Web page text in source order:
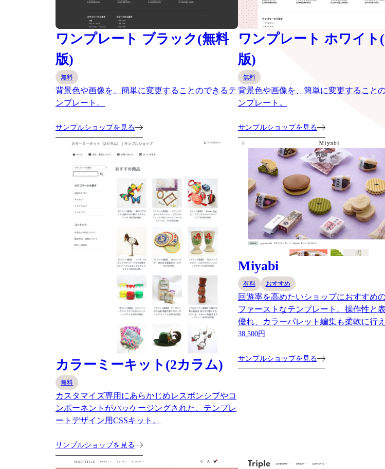
ワンプレート ブラック(無料
版)
無料
背景色や画像を、簡単に変更することのできるテ
ンプレート。
サンプルショップを見る
ワンプレート ホワイト
版)
無料
背景色や画像を、簡単に変更すること
ンプレート。
サンプルショップを見る
カラーミーキット(2カラム)
無料
カスタマイズ専用にあらかじめレスポンシブやコ
ンポーネントがパッケージングされた、テンプレ
ートデザイン用CSSキット。
サンプルショップを見る
Miyabi
有料 おすすめ
回遊率を高めたいショップにおすすめ
ファーストなテンプレート。操作性と
優れ、カラーパレット編集も柔軟に行え
38,500円
サンプルショップを見る